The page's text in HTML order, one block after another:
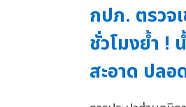
กปภ. ตรว
ชั่วโมงย้ำ !
สะอาด ปลอ